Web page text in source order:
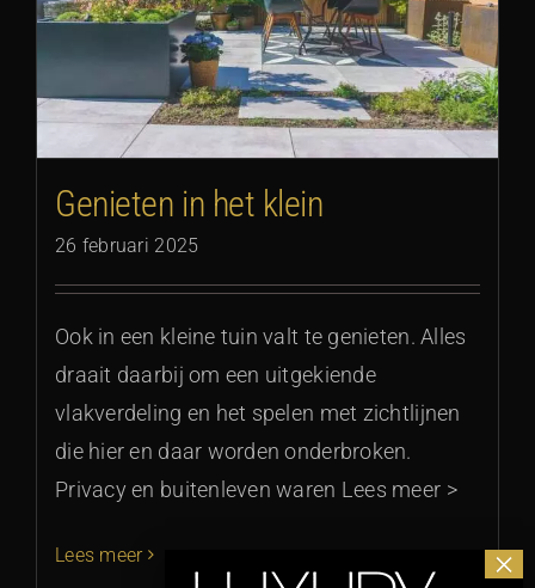
Genieten in het klein
26 februari 2025
Ook in een kleine tuin valt te genieten. Alles
draait daarbij om een uitgekiende
vlakverdeling en het spelen met zichtlijnen
die hier en daar worden onderbroken.
Privacy en buitenleven waren Lees meer >
Lees meer